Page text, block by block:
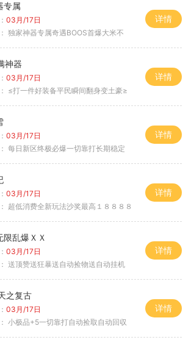
专属
03月/17日
独家神器专属奇遇BOOS首爆大米不
详情
神器
03月/17日
≤打一件好装备平民瞬间翻身变土豪≥
详情
03月/17日
每日新区终极必爆一切靠打长期稳定
详情
03月/17日
超低消费全新玩法沙奖最高１８８８８
详情
限乱爆ＸＸ
03月/17日
送顶赞送狂暴送自动捡物送自动挂机
详情
之复古
03月/17日
小极品+5一切靠打自动捡取自动回収
详情